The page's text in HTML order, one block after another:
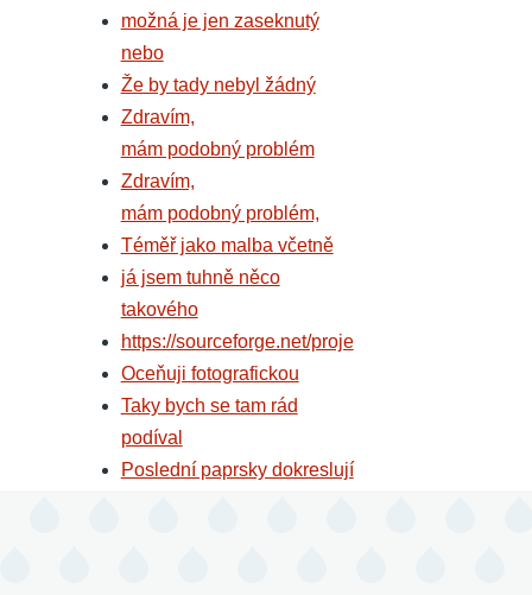
možná je jen zaseknutý
nebo
Že by tady nebyl žádný
Zdravím,
mám podobný problém
Zdravím,
mám podobný problém,
Téměř jako malba včetně
já jsem tuhně něco
takového
https://sourceforge.net/proje
Oceňuji fotografickou
Taky bych se tam rád
podíval
Poslední paprsky dokreslují